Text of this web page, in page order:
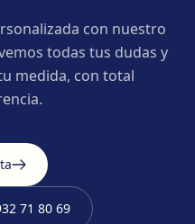
con nuestro
todas tus dudas y
medida, con total
71 80 69